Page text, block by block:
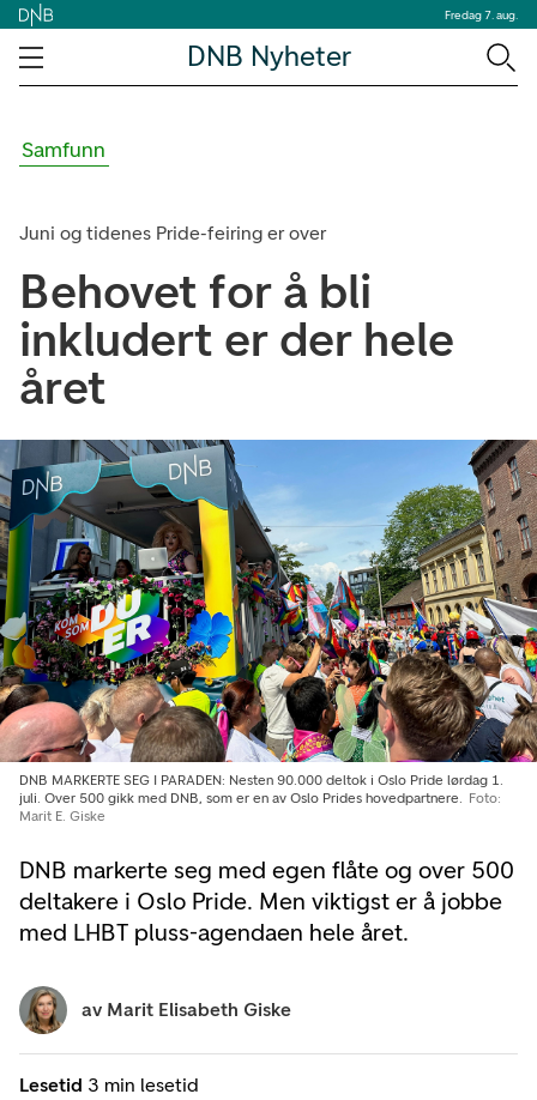
Fredag 7. aug.
DNB Nyheter
Samfunn
Juni og tidenes Pride-feiring er over
Behovet for å bli
inkludert er der hele
året
DNB markerte seg med egen flåte og over 500
deltakere i Oslo Pride. Men viktigst er å jobbe
med LHBT pluss-agendaen hele året.
DNB MARKERTE SEG I PARADEN: Nesten 90.000 deltok i Oslo Pride lørdag 1.
juli. Over 500 gikk med DNB, som er en av Oslo Prides hovedpartnere.
Foto:
Marit E. Giske
Lesetid 3 min lesetid
av Marit Elisabeth Giske